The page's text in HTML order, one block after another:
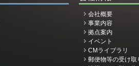
会社概要
事業内容
拠点案内
イベント
CMライブラリ
郵便物等の受け取